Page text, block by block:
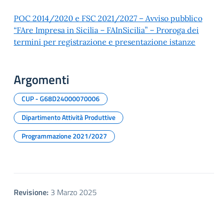
POC 2014/2020 e FSC 2021/2027 – Avviso pubblico
“FAre Impresa in Sicilia – FAInSicilia” – Proroga dei
termini per registrazione e presentazione istanze
Argomenti
CUP - G68D24000070006
Dipartimento Attività Produttive
Programmazione 2021/2027
Revisione: 3 Marzo 2025